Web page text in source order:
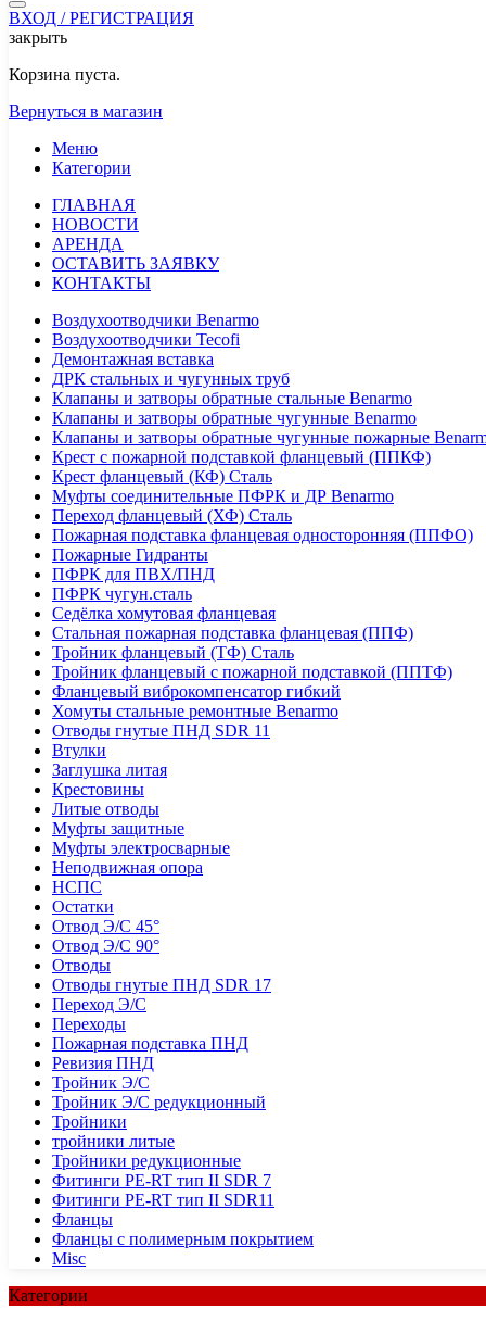
ВХОД / РЕГИСТРАЦИЯ
закрыть
Корзина пуста.
Вернуться в магазин
Меню
Категории
ГЛАВНАЯ
НОВОСТИ
АРЕНДА
ОСТАВИТЬ ЗАЯВКУ
КОНТАКТЫ
Воздухоотводчики Benarmo
Воздухоотводчики Tecofi
Демонтажная вставка
ДРК стальных и чугунных труб
Клапаны и затворы обратные стальные Benarmo
Клапаны и затворы обратные чугунные Benarmo
Клапаны и затворы обратные чугунные пожарные
Крест с пожарной подставкой фланцевый (ППКФ)
Крест фланцевый (КФ) Сталь
Муфты соединительные ПФРК и ДР Benarmo
Переход фланцевый (ХФ) Сталь
Пожарная подставка фланцевая односторонняя (ППФО)
Пожарные Гидранты
ПФРК для ПВХ/ПНД
ПФРК чугун.сталь
Седёлка хомутовая фланцевая
Стальная пожарная подставка фланцевая (ППФ)
Тройник фланцевый (ТФ) Сталь
Тройник фланцевый с пожарной подставкой (ППТФ)
Фланцевый виброкомпенсатор гибкий
Хомуты стальные ремонтные Benarmo
Отводы гнутые ПНД SDR 11
Втулки
Заглушка литая
Крестовины
Литые отводы
Муфты защитные
Муфты электросварные
Неподвижная опора
НСПС
Остатки
Отвод Э/С 45°
Отвод Э/С 90°
Отводы
Отводы гнутые ПНД SDR 17
Переход Э/С
Переходы
Пожарная подставка ПНД
Ревизия ПНД
Тройник Э/С
Тройник Э/С редукционный
Тройники
тройники литые
Тройники редукционные
Фитинги PE-RT тип II SDR 7
Фитинги PE-RT тип II SDR11
Фланцы
Фланцы с полимерным покрытием
Misc
Категории